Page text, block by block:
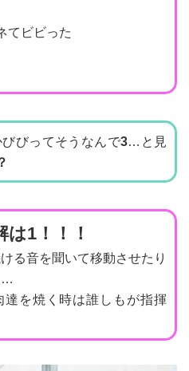
てビビった
びってそうなんで3…と見
は1！！！
る音を聞いて移動させたり
…
達を焼く時は誰しもが指揮